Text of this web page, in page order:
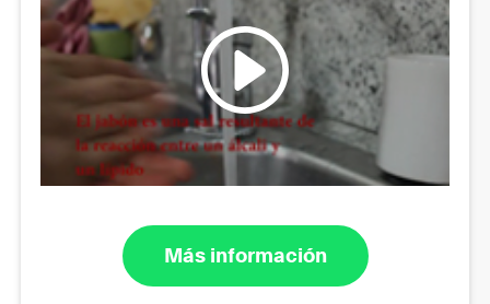
Más información